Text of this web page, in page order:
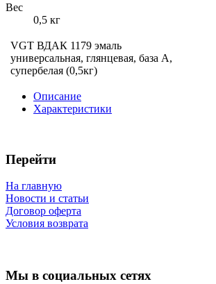
Вес
0,5 кг
VGT ВДАК 1179 эмаль
универсальная, глянцевая, база А,
супербелая (0,5кг)
Описание
Характеристики
Перейти
На главную
Новости и статьи
Договор оферта
Условия возврата
Мы в социальных сетях